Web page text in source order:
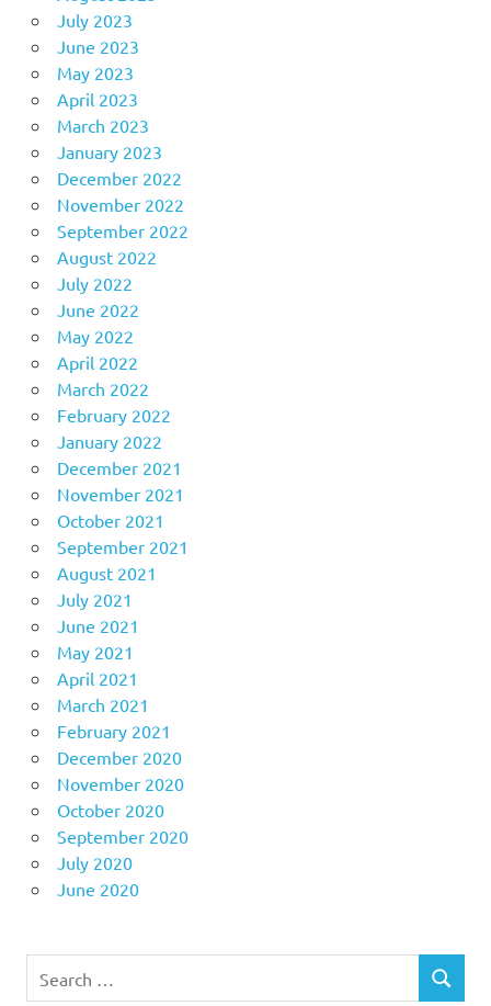
July 2023
June 2023
May 2023
April 2023
March 2023
January 2023
December 2022
November 2022
September 2022
August 2022
July 2022
June 2022
May 2022
April 2022
March 2022
February 2022
January 2022
December 2021
November 2021
October 2021
September 2021
August 2021
July 2021
June 2021
May 2021
April 2021
March 2021
February 2021
December 2020
November 2020
October 2020
September 2020
July 2020
June 2020
for:
SEARCH